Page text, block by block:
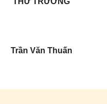
Trần Văn Thuấn